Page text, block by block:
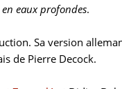
eaux profondes.
Sa version
de Pierre Decock.